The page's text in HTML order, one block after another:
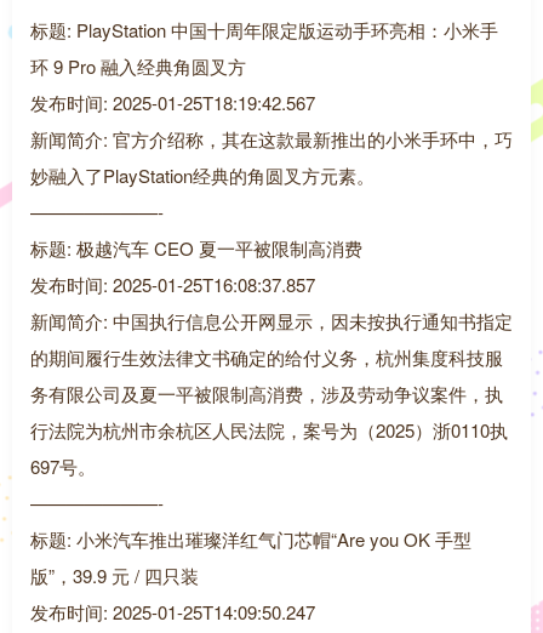
标题: PlayStation 中国十周年限定版运动手环亮相：小米手
环 9 Pro 融入经典角圆叉方
发布时间: 2025-01-25T18:19:42.567
新闻简介: 官方介绍称，其在这款最新推出的小米手环中，巧
妙融入了PlayStation经典的角圆叉方元素。
———————-
标题: 极越汽车 CEO 夏一平被限制高消费
发布时间: 2025-01-25T16:08:37.857
新闻简介: 中国执行信息公开网显示，因未按执行通知书指定
的期间履行生效法律文书确定的给付义务，杭州集度科技服
务有限公司及夏一平被限制高消费，涉及劳动争议案件，执
行法院为杭州市余杭区人民法院，案号为（2025）浙0110执
697号。
———————-
标题: 小米汽车推出璀璨洋红气门芯帽“Are you OK 手型
版”，39.9 元 / 四只装
发布时间: 2025-01-25T14:09:50.247